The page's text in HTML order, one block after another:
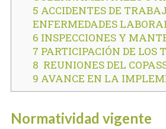
5 ACCIDENTES DE
ENFERMEDADES
6 INSPECCIONES Y
7 PARTICIPACIÓN DE LOS
8 REUNIONES DEL
9 AVANCE EN LA
Normatividad vigente